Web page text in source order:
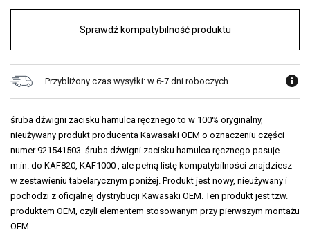
Sprawdź kompatybilność produktu
Przybliżony czas wysyłki: w 6-7 dni roboczych
śruba dźwigni zacisku hamulca ręcznego to w 100% oryginalny,
nieużywany produkt producenta Kawasaki OEM o oznaczeniu części
numer 921541503. śruba dźwigni zacisku hamulca ręcznego pasuje
m.in. do KAF820, KAF1000 , ale pełną listę kompatybilności znajdziesz
w zestawieniu tabelarycznym poniżej. Produkt jest nowy, nieużywany i
pochodzi z oficjalnej dystrybucji Kawasaki OEM. Ten produkt jest tzw.
produktem OEM, czyli elementem stosowanym przy pierwszym montażu
OEM.